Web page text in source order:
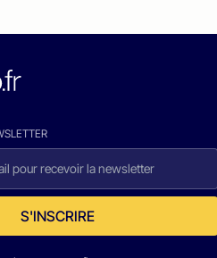
S'INSCRIRE